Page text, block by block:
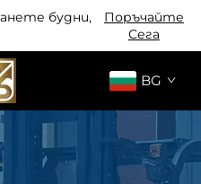
будни,
Поръчайте
Сега
BG